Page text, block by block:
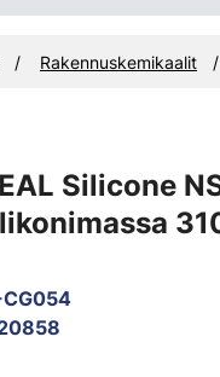
Rakennuskemikaalit
Silicone